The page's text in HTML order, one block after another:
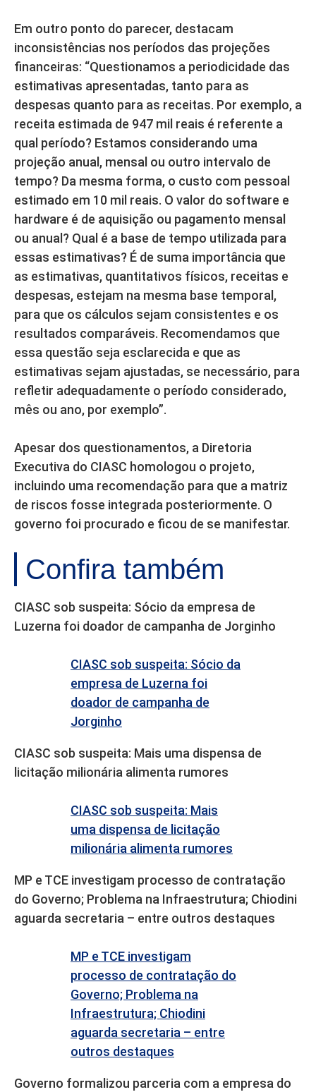
Em outro ponto do parecer, destacam
inconsistências nos períodos das projeções
financeiras: “Questionamos a periodicidade das
estimativas apresentadas, tanto para as
despesas quanto para as receitas. Por exemplo, a
receita estimada de 947 mil reais é referente a
qual período? Estamos considerando uma
projeção anual, mensal ou outro intervalo de
tempo? Da mesma forma, o custo com pessoal
estimado em 10 mil reais. O valor do software e
hardware é de aquisição ou pagamento mensal
ou anual? Qual é a base de tempo utilizada para
essas estimativas? É de suma importância que
as estimativas, quantitativos físicos, receitas e
despesas, estejam na mesma base temporal,
para que os cálculos sejam consistentes e os
resultados comparáveis. Recomendamos que
essa questão seja esclarecida e que as
estimativas sejam ajustadas, se necessário, para
refletir adequadamente o período considerado,
mês ou ano, por exemplo”.
Apesar dos questionamentos, a Diretoria
Executiva do CIASC homologou o projeto,
incluindo uma recomendação para que a matriz
de riscos fosse integrada posteriormente. O
governo foi procurado e ficou de se manifestar.
Confira também
CIASC sob suspeita: Sócio da empresa de
Luzerna foi doador de campanha de Jorginho
CIASC sob suspeita: Sócio da
empresa de Luzerna foi
doador de campanha de
Jorginho
CIASC sob suspeita: Mais uma dispensa de
licitação milionária alimenta rumores
CIASC sob suspeita: Mais
uma dispensa de licitação
milionária alimenta rumores
MP e TCE investigam processo de contratação
do Governo; Problema na Infraestrutura; Chiodini
aguarda secretaria – entre outros destaques
MP e TCE investigam
processo de contratação do
Governo; Problema na
Infraestrutura; Chiodini
aguarda secretaria – entre
outros destaques
Governo formalizou parceria com a empresa do